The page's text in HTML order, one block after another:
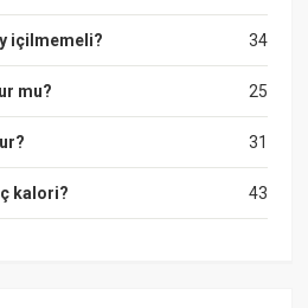
34
içilmemeli?
25
mu?
31
43
kalori?